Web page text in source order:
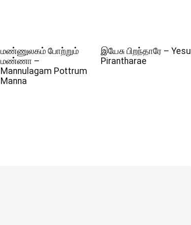
மண்ணுலகம் போற்றும்
மண்ணா –
Mannulagam Pottrum
Manna
இயேசு பிறந்தாரே – Yesu
Pirantharae